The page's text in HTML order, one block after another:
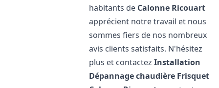
habitants de Calonne Ricouart
apprécient notre travail et nous
sommes fiers de nos nombreux
avis clients satisfaits. N'hésitez
plus et contactezInstallation
Dépannage chaudière Frisquet